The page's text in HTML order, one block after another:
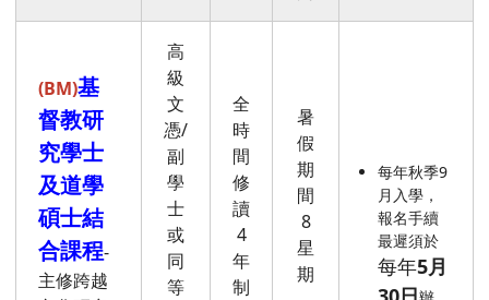
(BM)基
督教研
究學士
及道學
碩士結
合課程-
主修跨越
高
級
文
憑/
副
學
士
或
同
等
全
時
間
修
讀
4
年
制
暑
假
期
間
8
星
期
每年秋季9
月入學，
報名手續
最遲須於
每年5月